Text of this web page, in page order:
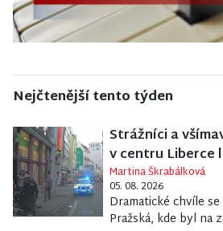
Nejčtenější tento týden
Strážníci a
v centru Liberce
Martina Škrabálková
05. 08. 2026
Dramatické chvíle
Pražská, kde byl na